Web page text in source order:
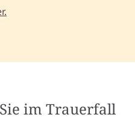
im Trauerfall